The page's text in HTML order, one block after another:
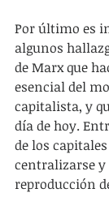
Por último es
algunos
de Marx que
esencial del
capitalista, y
día de hoy.
de los
centralizarse
reproducción